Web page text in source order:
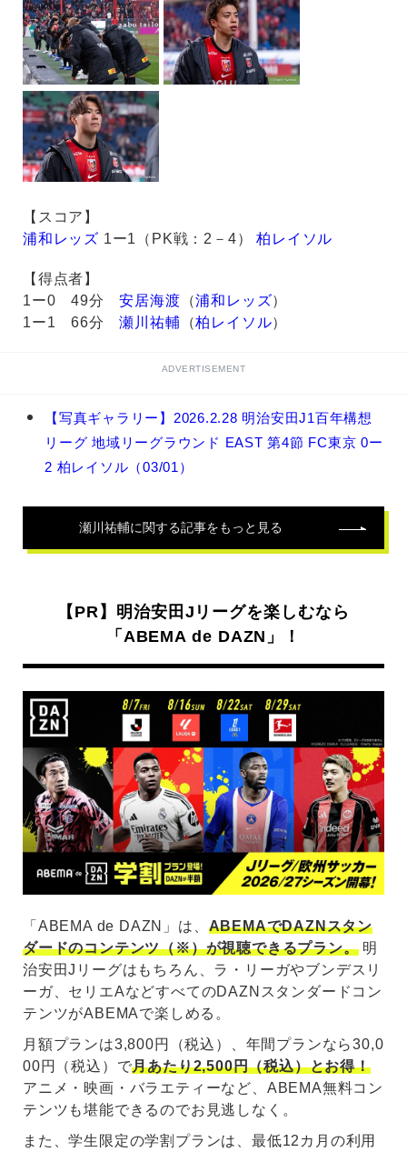
【スコア】
浦和レッズ 1ー1（PK戦：2－4）柏レイソル
【得点者】
1ー0 49分安居海渡 （浦和レッズ）
1ー1 66分瀬川祐輔 （柏レイソル）
ADVERTISEMENT
瀬
関
事
【写真ギャラリー】2026.2.28 明治安田J1百年構想
リーグ 地域リーグラウンド EAST 第4節 FC東京 0ー
2 柏レイソル（03/01）
瀬川祐輔に関する記事をもっと見る
【PR】明治安田Jリーグを楽しむなら
「ABEMA de DAZN」！
「ABEMA de DAZN」は、 ABEMAでDAZNスタン
ダードのコンテンツ（※）が視聴できるプラン。明
治安田Jリーグはもちろん、ラ・リーガやブンデスリ
ーガ、セリエAなどすべてのDAZNスタンダードコン
テンツがABEMAで楽しめる。
月額プランは3,800円（税込）、年間プランなら30,0
00円（税込）で月あたり2,500円（税込）とお得！
アニメ・映画・バラエティーなど、ABEMA無料コン
テンツも堪能できるのでお見逃しなく。
また、学生限定の学割プランは、最低12カ月の利用